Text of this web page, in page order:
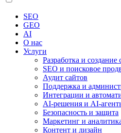
SEO
GEO
AI
О нас
Услуги
Разработка и создание
SEO и поисковое
Аудит сайтов
Поддержка и
Интеграции и
AI-решения и AI-
Безопасность и защита
Маркетинг и
Контент и дизайн